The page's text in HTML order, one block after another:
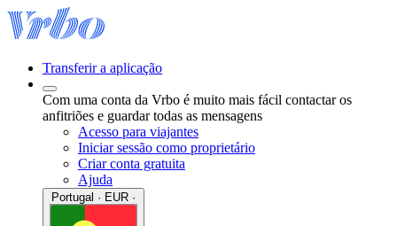
Transferir a aplicação
Com uma conta da Vrbo é muito mais fácil contactar os
anfitriões e guardar todas as mensagens
Acesso para viajantes
Iniciar sessão como proprietário
Criar conta gratuita
Ajuda